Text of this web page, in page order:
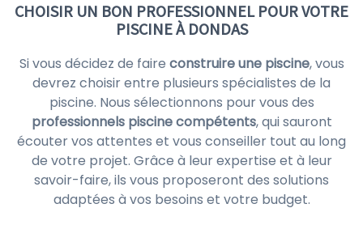
CHOISIR UN BON PROFESSIONNEL POUR VOTRE
PISCINE À DONDAS
Si vous décidez de faire construire une piscine, vous
devrez choisir entre plusieurs spécialistes de la
piscine. Nous sélectionnons pour vous des
professionnels piscine compétents, qui sauront
écouter vos attentes et vous conseiller tout au long
de votre projet. Grâce à leur expertise et à leur
savoir-faire, ils vous proposeront des solutions
adaptées à vos besoins et votre budget.